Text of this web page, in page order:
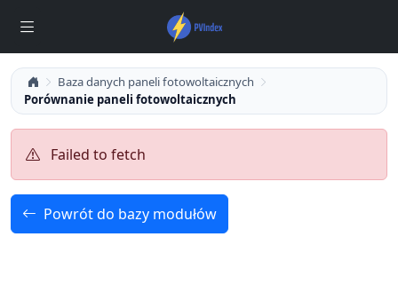
Baza danych paneli fotowoltaicznych
Porównanie paneli fotowoltaicznych
Failed to fetch
Powrót do bazy modułów